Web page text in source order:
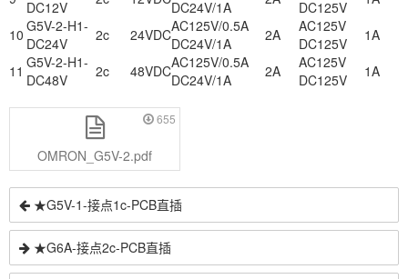
DC12V
DC24V/1A
DC125V
10 G5V-2-H1-
DC24V
2c 24VDCAC125V/0.5A
DC24V/1A
2A
AC125V
DC125V
1A
11 G5V-2-H1-
DC48V
2c 48VDCAC125V/0.5A
DC24V/1A
2A
AC125V
DC125V
1A
OMRON_G5V-2.pdf
655
★G5V-1-接点1c-PCB直插
★G6A-接点2c-PCB直插